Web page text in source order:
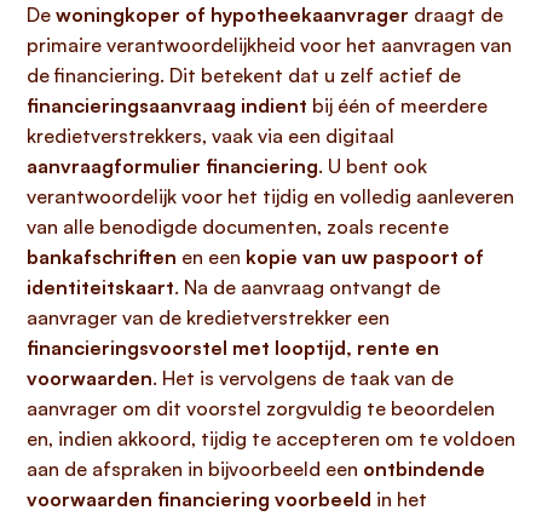
De woningkoper of hypotheekaanvrager draagt de
primaire verantwoordelijkheid voor het aanvragen van
de financiering. Dit betekent dat u zelf actief de
financieringsaanvraag indient bij één of meerdere
kredietverstrekkers, vaak via een digitaal
aanvraagformulier financiering. U bent ook
verantwoordelijk voor het tijdig en volledig aanleveren
van alle benodigde documenten, zoals recente
bankafschriften en een kopie van uw paspoort of
identiteitskaart. Na de aanvraag ontvangt de
aanvrager van de kredietverstrekker een
financieringsvoorstel met looptijd, rente en
voorwaarden. Het is vervolgens de taak van de
aanvrager om dit voorstel zorgvuldig te beoordelen
en, indien akkoord, tijdig te accepteren om te voldoen
aan de afspraken in bijvoorbeeld een ontbindende
voorwaarden financiering voorbeeld in het